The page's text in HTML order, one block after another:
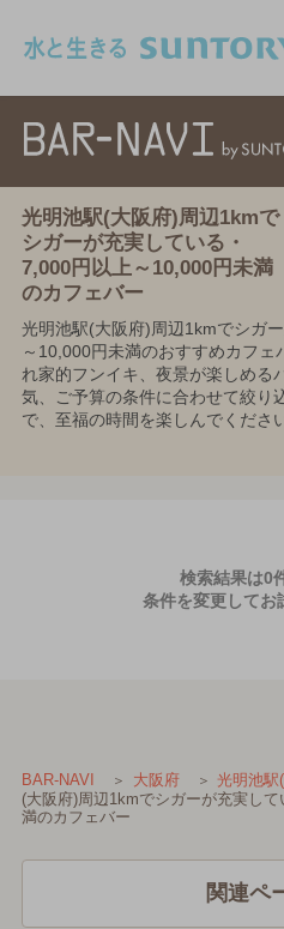
光明池駅(大阪府)周辺1kmで
シガーが充実している・
7,000円以上～10,000円未満
のカフェバー
光明池駅(大阪府)周辺1kmでシガ
～10,000円未満のおすすめカフ
れ家的フンイキ、夜景が楽しめる
気、ご予算の条件に合わせて絞り
で、至福の時間を楽しんでください
検索結果は0
条件を変更してお
BAR-NAVI 大阪府 光明池駅
(大阪府)周辺1kmでシガーが充実し
満のカフェバー
関連ペ